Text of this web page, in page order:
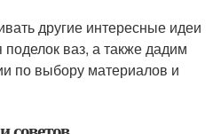
другие интересные идеи
ваз, а также дадим
по выбору материалов и